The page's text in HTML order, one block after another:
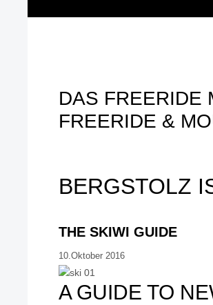
DAS FREERIDE
FREERIDE &
BERGSTOLZ
THE SKIWI GUIDE
10.Oktober 2016
A GUIDE TO